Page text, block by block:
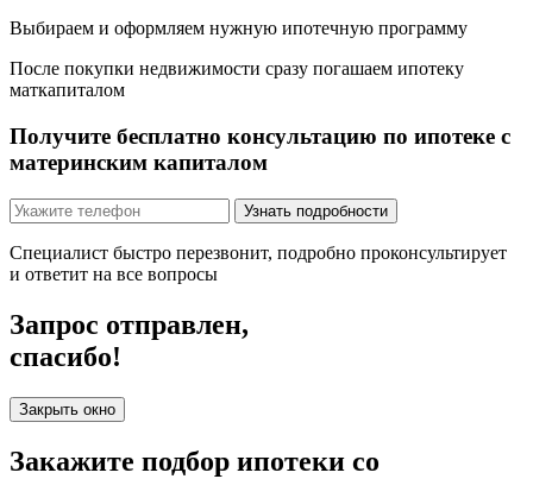
Выбираем и оформляем нужную ипотечную программу
После покупки недвижимости сразу погашаем ипотеку
маткапиталом
Получите бесплатно консультацию по ипотеке с
материнским капиталом
Узнать подробности
Специалист быстро перезвонит, подробно проконсультирует
и ответит на все вопросы
Запрос отправлен,
спасибо!
Закрыть окно
Закажите подбор ипотеки со